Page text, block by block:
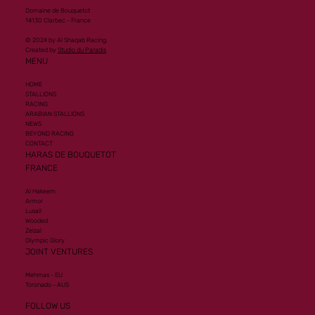
Domaine de Bouquetot
14130 Clarbec - France
© 2024 by Al Shaqab Racing.
Created by Studio du Paradis
MENU
HOME
STALLIONS
RACING
ARABIAN STALLIONS
NEWS
BEYOND RACING
CONTACT
HARAS DE BOUQUETOT
FRANCE
Al Hakeem
Armor
Lusail
Wooded
Zelzal
Olympic Glory
JOINT VENTURES
Mehmas - EU
Toronado - AUS
FOLLOW US